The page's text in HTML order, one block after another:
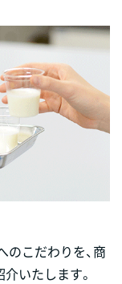
のこだわりを、商
いたします。